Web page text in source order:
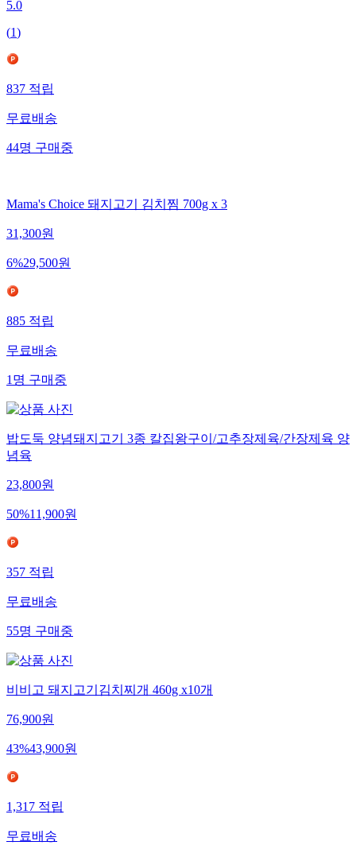
5.0
(1)
837적립
무료배송
44명구매중
Mama's Choice 돼지고기 김치찜 700g x 3
31,300원
6%29,500원
885적립
무료배송
1명구매중
밥도둑 양념돼지고기 3종 칼집왕구이/고추장제육/간장제육 양
념육
23,800원
50%11,900원
357적립
무료배송
55명구매중
비비고 돼지고기김치찌개 460g x10개
76,900원
43%43,900원
1,317적립
무료배송